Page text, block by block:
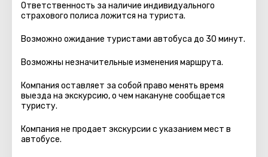
Ответственность за наличие индивидуального
страхового полиса ложится на туриста.
Возможно ожидание туристами автобуса до 30 минут.
Возможны незначительные изменения маршрута.
Компания оставляет за собой право менять время
выезда на экскурсию, о чем накануне сообщается
туристу.
Компания не продает экскурсии с указанием мест в
автобуcе.